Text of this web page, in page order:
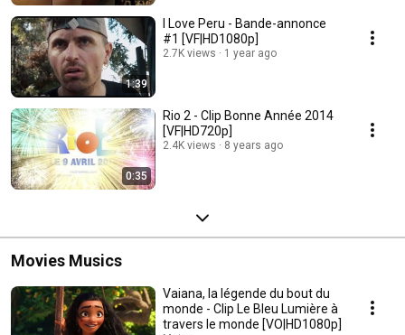
1:39
I Love Peru - Bande-annonce
#1 [VF|HD1080p]
2.7K views 1 year ago
0:35
Rio 2 - Clip Bonne Année 2014
[VF|HD720p]
2.4K views 8 years ago
Movies Musics
Vaiana, la légende du bout du
monde - Clip Le Bleu Lumière à
travers le monde [VO|HD1080p]